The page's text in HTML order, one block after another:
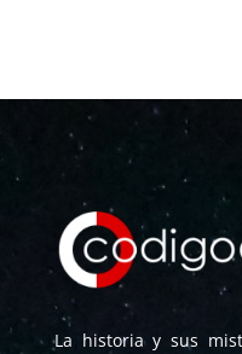
La historia y sus